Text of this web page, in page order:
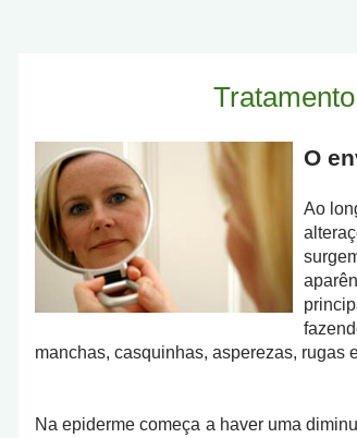
O
Ao
manchas, casquinhas, asperezas, rugas
Na epiderme começa a haver uma